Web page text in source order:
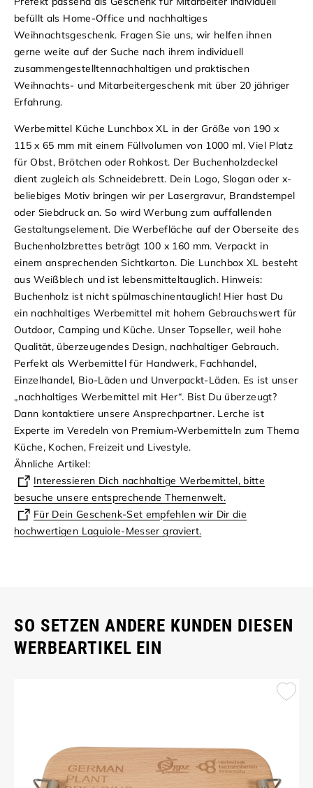
befüllt als Home-Office und nachhaltiges
Weihnachtsgeschenk. Fragen Sie uns, wir helfen ihnen
gerne weite auf der Suche nach ihrem individuell
zusammengestelltennachhaltigen und praktischen
Weihnachts- und Mitarbeitergeschenk mit über 20 jähriger
Erfahrung.
Werbemittel Küche Lunchbox XL in der Größe von 190 x
115 x 65 mm mit einem Füllvolumen von 1000 ml. Viel Platz
für Obst, Brötchen oder Rohkost. Der Buchenholzdeckel
dient zugleich als Schneidebrett. Dein Logo, Slogan oder x-
beliebiges Motiv bringen wir per Lasergravur, Brandstempel
oder Siebdruck an. So wird Werbung zum auffallenden
Gestaltungselement. Die Werbefläche auf der Oberseite des
Buchenholzbrettes beträgt 100 x 160 mm. Verpackt in
einem ansprechenden Sichtkarton. Die Lunchbox XL besteht
aus Weißblech und ist lebensmitteltauglich. Hinweis:
Buchenholz ist nicht spülmaschinentauglich! Hier hast Du
ein nachhaltiges Werbemittel mit hohem Gebrauchswert für
Outdoor, Camping und Küche. Unser Topseller, weil hohe
Qualität, überzeugendes Design, nachhaltiger Gebrauch.
Perfekt als Werbemittel für Handwerk, Fachhandel,
Einzelhandel, Bio-Läden und Unverpackt-Läden. Es ist unser
„nachhaltiges Werbemittel mit Her“. Bist Du überzeugt?
Dann kontaktiere unsere Ansprechpartner. Lerche ist
Experte im Veredeln von Premium-Werbemitteln zum Thema
Küche, Kochen, Freizeit und Livestyle.
Ähnliche Artikel:
Interessieren Dich nachhaltige Werbemittel, bitte
besuche unsere entsprechende Themenwelt.
Für Dein Geschenk-Set empfehlen wir Dir die
hochwertigen Laguiole-Messer graviert.
SO SETZEN ANDERE KUNDEN DIESEN
WERBEARTIKEL EIN